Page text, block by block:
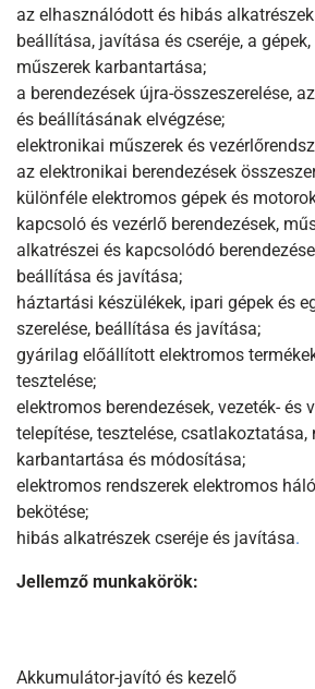
az elhasználódott és hibás
beállítása, javítása és cseréje, a
műszerek karbantartása;
a berendezések újra-összeszerelése,
és beállításának elvégzése;
elektronikai műszerek és
az elektronikai berendezések
különféle elektromos gépek és
kapcsoló és vezérlő berendezések,
alkatrészei és kapcsolódó
beállítása és javítása;
háztartási készülékek, ipari gépek és
szerelése, beállítása és javítása;
gyárilag előállított elektromos
tesztelése;
elektromos berendezések, vezeték- és
telepítése, tesztelése, csatlakoztatása,
karbantartása és módosítása;
elektromos rendszerek elektromos
bekötése;
hibás alkatrészek cseréje és javítása.
Jellemző munkakörök:
Akkumulátor-javító és kezelő